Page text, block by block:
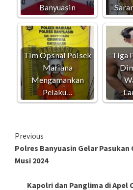
Banyuasin
Tim Opsnal Polsek
Mariana
Mengamankan
Pelaku…
Tiga
Continue
Reading
Previous
Polres Banyuasin Gelar
Musi 2024
Kapolri dan Panglima di Apel